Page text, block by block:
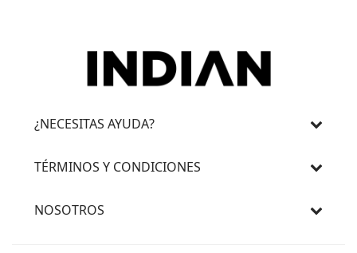
¿NECESITAS AYUDA?
TÉRMINOS Y CONDICIONES
NOSOTROS